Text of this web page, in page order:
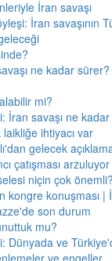
İran savaşı
İran savaşının
ne kadar
mi?
İran savaşı ne
ihtiyacı var
gelecek
çatışması arzuluyor
niçin çok önemli?
kongre konuşması
son durum
mu?
Dünyada ve
ve engeller